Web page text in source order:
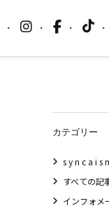
カテゴリー
s y n c a i s
すべての記
インフォメ